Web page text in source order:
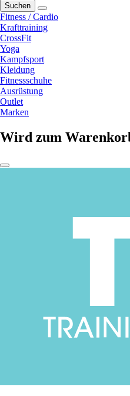
Suchen
Fitness / Cardio
Krafttraining
CrossFit
Yoga
Kampfsport
Kleidung
Fitnessschuhe
Ausrüstung
Outlet
Marken
Wird zum